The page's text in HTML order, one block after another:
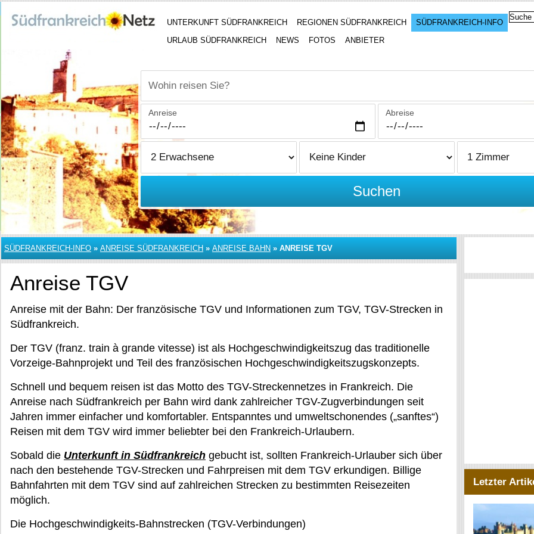
UNTERKUNFT SÜDFRANKREICH REGIONEN SÜDFRANKREICH
SÜDFRANKREICH-INFO
URLAUB SÜDFRANKREICH
NEWS FOTOS ANBIETER
Wohin reisen Sie?
Anreise Abreise
Suchen
SÜDFRANKREICH-INFO » ANREISE SÜDFRANKREICH » ANREISE BAHN » ANREISE TGV
Anreise TGV
Anreise mit der Bahn: Der französische TGV und Informationen zum TGV, TGV-Strecken in
Südfrankreich.
Der TGV (franz. train à grande vitesse) ist als Hochgeschwindigkeitszug das traditionelle
Vorzeige-Bahnprojekt und Teil des französischen Hochgeschwindigkeitszugskonzepts.
Schnell und bequem reisen ist das Motto des TGV-Streckennetzes in Frankreich. Die
Anreise nach Südfrankreich per Bahn wird dank zahlreicher TGV-Zugverbindungen seit
Jahren immer einfacher und komfortabler. Entspanntes und umweltschonendes („sanftes“)
Reisen mit dem TGV wird immer beliebter bei den Frankreich-Urlaubern.
Sobald die Unterkunft in Südfrankreich gebucht ist, sollten Frankreich-Urlauber sich über
nach den bestehende TGV-Strecken und Fahrpreisen mit dem TGV erkundigen. Billige
Bahnfahrten mit dem TGV sind auf zahlreichen Strecken zu bestimmten Reisezeiten
möglich.
Die Hochgeschwindigkeits-Bahnstrecken (TGV-Verbindungen)
Letzter